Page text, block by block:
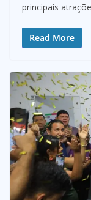
principais
Read More